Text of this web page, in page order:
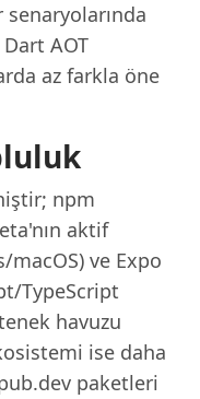
AOT
az farkla öne
npm
aktif
ve Expo
TypeScript
havuzu
ise daha
paketleri